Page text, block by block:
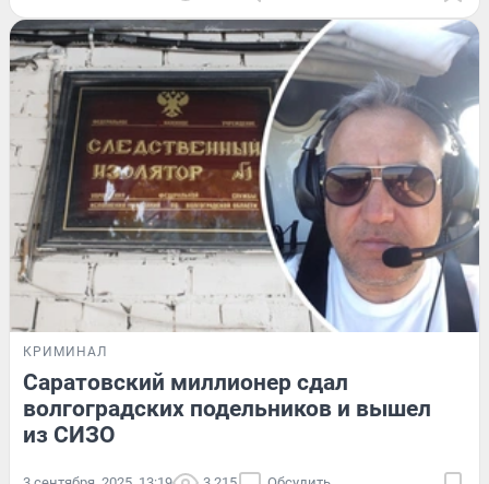
КРИМИНАЛ
Саратовский миллионер сдал
волгоградских подельников и вышел
из СИЗО